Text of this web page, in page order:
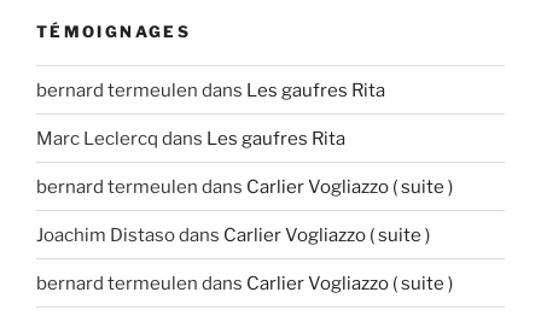
TÉMOIGNAGES
bernard termeulen dans Les gaufres Rita
Marc Leclercq dans Les gaufres Rita
bernard termeulen dans Carlier Vogliazzo ( suite )
Joachim Distasodans Carlier Vogliazzo ( suite )
bernard termeulen dans Carlier Vogliazzo ( suite )